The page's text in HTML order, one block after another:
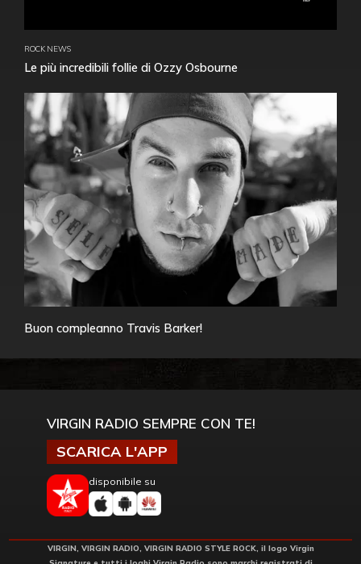
ROCK NEWS
Le più incredibili follie di Ozzy Osbourne
Buon compleanno Travis Barker!
VIRGIN RADIO SEMPRE CON TE!
SCARICA L'APP
disponibile su
VIRGIN, VIRGIN RADIO, VIRGIN RADIO STYLE ROCK, il logo Virgin